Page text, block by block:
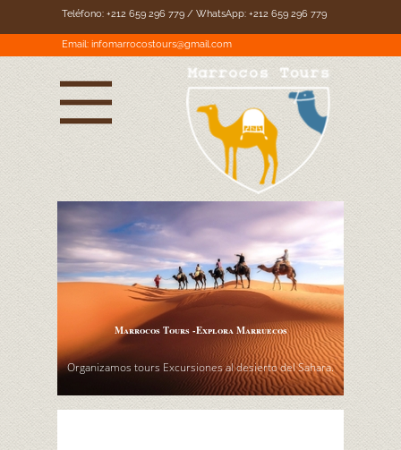
Experiencia en Marrakech
Organizamos excursiones a Marrakech,
excursiones y actividades.
Teléfono: +212 659 296 779 / WhatsApp: +212 659 296 779
Email: infomarrocostours@gmail.com